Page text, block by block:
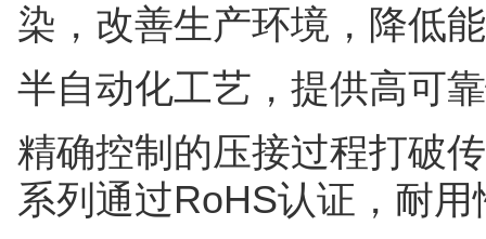
染，改善生产环境，降低
半自动化工艺，提供高可
精确控制的压接过程打破
系列通过RoHS认证，耐